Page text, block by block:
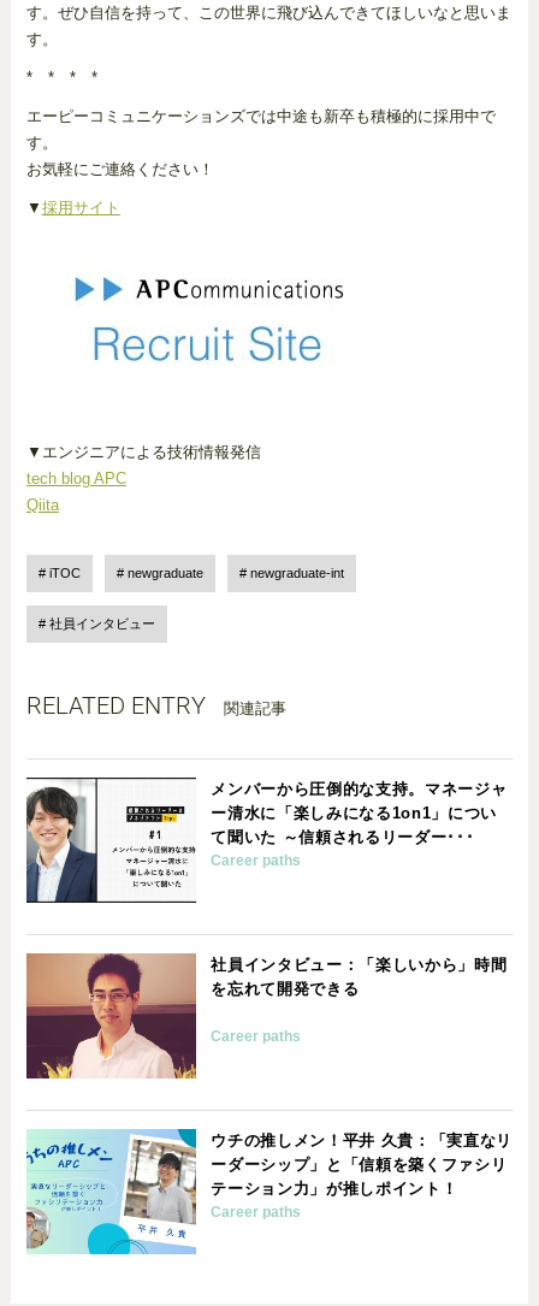
す。ぜひ自信を持って、この世界に飛び込んできてほしいなと思いま
す。
* * * *
エーピーコミュニケーションズでは中途も新卒も積極的に採用中で
す。
お気軽にご連絡ください！
▼ 採用サイト
▼エンジニアによる技術情報発信
tech blog APC
Qiita
iTOC newgraduate newgraduate-int
社員インタビュー
RELATED ENTRY 関連記事
メンバーから圧倒的な支持。マネージャ
ー清水に「楽しみになる1on1」につい
て聞いた ～信頼されるリーダー･･･
Career paths
社員インタビュー：「楽しいから」時間
を忘れて開発できる
Career paths
ウチの推しメン！平井 久貴：「実直なリ
ーダーシップ」と「信頼を築くファシリ
テーション力」が推しポイント！
Career paths